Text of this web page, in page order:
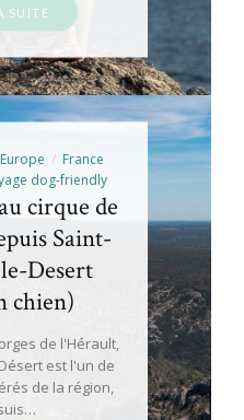
SUITE
Europe
France
dog-friendly
cirque de
Saint-
Desert
chien)
de l'Hérault,
est l'un de
de la région,